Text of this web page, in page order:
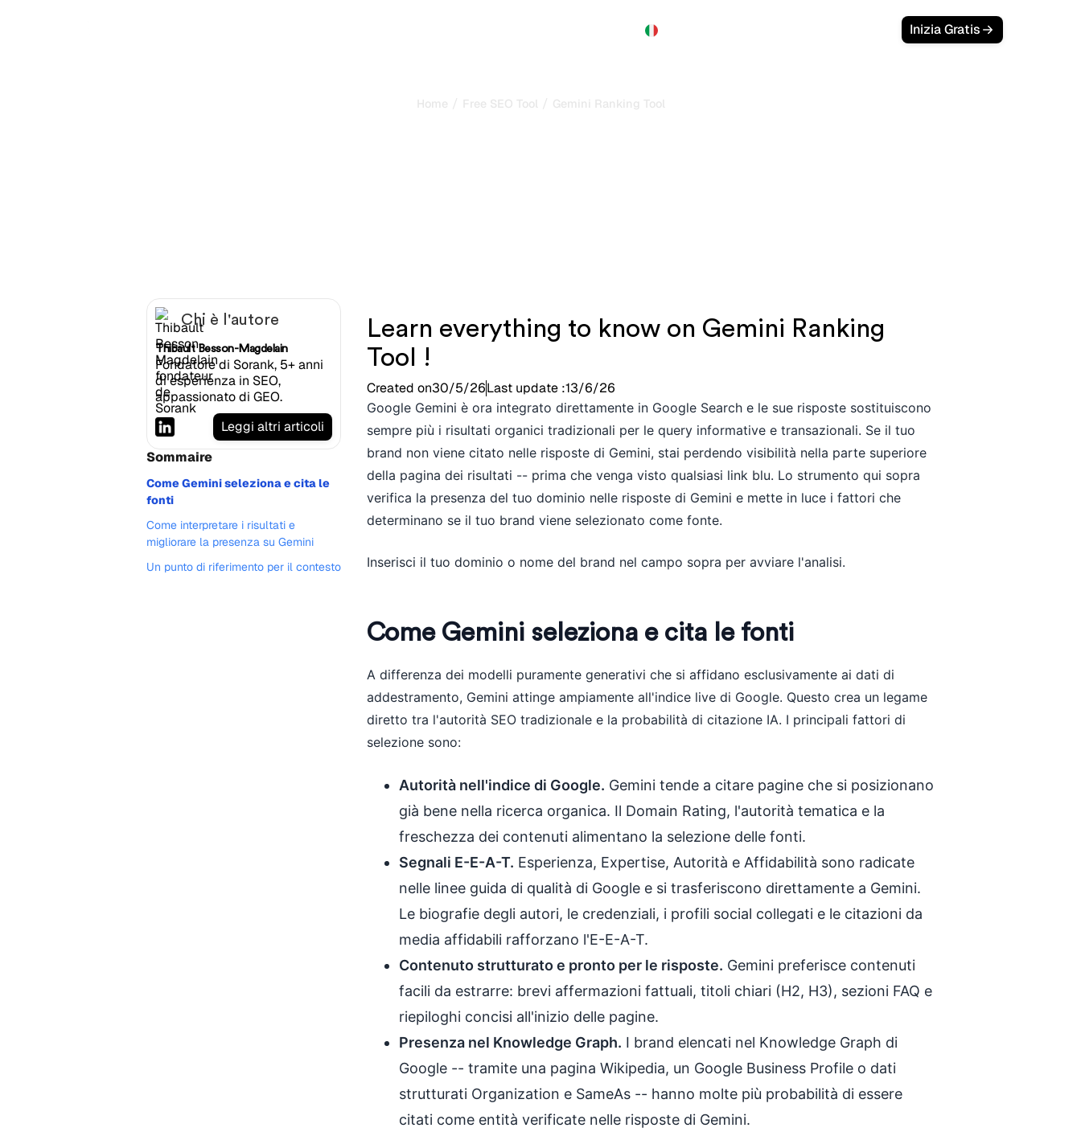
Inizia Gratis
Home / Free SEO Tool / Gemini Ranking Tool
Chi è l'autore
Thibault Besson-Magdelain
Fondatore di Sorank, 5+ anni
di esperienza in SEO,
appassionato di GEO.
Leggi altri articoli
Sommaire
Come Gemini seleziona e cita le
fonti
Come interpretare i risultati e
migliorare la presenza su Gemini
Un punto di riferimento per il contesto
Learn everything to know on Gemini Ranking
Tool !
Created on30/5/26Last update :13/6/26
Google Gemini è ora integrato direttamente in Google Search e le sue risposte sostituiscono
sempre più i risultati organici tradizionali per le query informative e transazionali. Se il tuo
brand non viene citato nelle risposte di Gemini, stai perdendo visibilità nella parte superiore
della pagina dei risultati -- prima che venga visto qualsiasi link blu. Lo strumento qui sopra
verifica la presenza del tuo dominio nelle risposte di Gemini e mette in luce i fattori che
determinano se il tuo brand viene selezionato come fonte.
Inserisci il tuo dominio o nome del brand nel campo sopra per avviare l'analisi.
Come Gemini seleziona e cita le fonti
A differenza dei modelli puramente generativi che si affidano esclusivamente ai dati di
addestramento, Gemini attinge ampiamente all'indice live di Google. Questo crea un legame
diretto tra l'autorità SEO tradizionale e la probabilità di citazione IA. I principali fattori di
selezione sono:
Autorità nell'indice di Google. Gemini tende a citare pagine che si posizionano
già bene nella ricerca organica. Il Domain Rating, l'autorità tematica e la
freschezza dei contenuti alimentano la selezione delle fonti.
Segnali E-E-A-T. Esperienza, Expertise, Autorità e Affidabilità sono radicate
nelle linee guida di qualità di Google e si trasferiscono direttamente a Gemini.
Le biografie degli autori, le credenziali, i profili social collegati e le citazioni da
media affidabili rafforzano l'E-E-A-T.
Contenuto strutturato e pronto per le risposte. Gemini preferisce contenuti
facili da estrarre: brevi affermazioni fattuali, titoli chiari (H2, H3), sezioni FAQ e
riepiloghi concisi all'inizio delle pagine.
Presenza nel Knowledge Graph. I brand elencati nel Knowledge Graph di
Google -- tramite una pagina Wikipedia, un Google Business Profile o dati
strutturati Organization e SameAs -- hanno molte più probabilità di essere
citati come entità verificate nelle risposte di Gemini.